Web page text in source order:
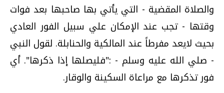
والصلاة المقضية - التي يأتي بها صاحبها بعد فوات
وقتها - تجب عند الإمكان علي سبيل الفور العادي
بحيث لايعد مفرطاً عند المالكية والحنابلة. لقول النبي
- صلي الله عليه وسلم - :"فليصلها إذا ذكرها". أي
فور تذكرها مع مراعاة السكينة والوقار.